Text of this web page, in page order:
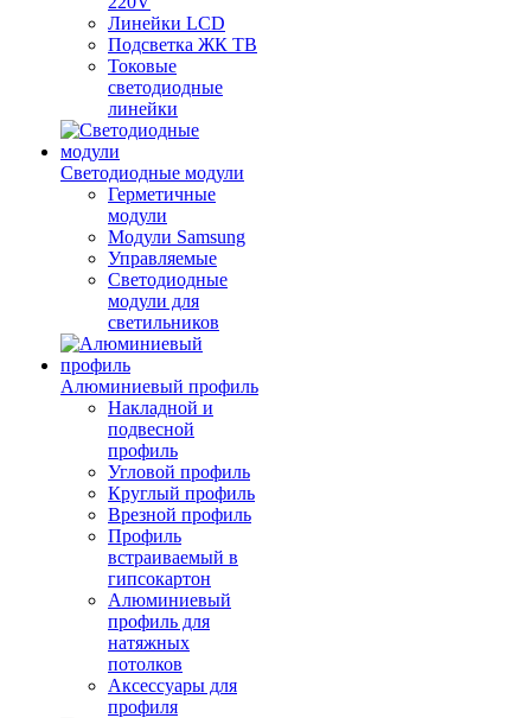
Линейки LCD
Подсветка ЖК ТВ
Токовые
светодиодные
линейки
Светодиодные модули
Герметичные
модули
Модули Samsung
Управляемые
Светодиодные
модули для
светильников
Алюминиевый профиль
Накладной и
подвесной
профиль
Угловой профиль
Круглый профиль
Врезной профиль
Профиль
встраиваемый в
гипсокартон
Алюминиевый
профиль для
натяжных
потолков
Аксессуары для
профиля